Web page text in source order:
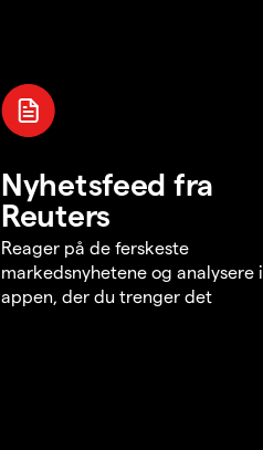
Nyhetsfeed fra
Reuters
Reager på de ferskeste
markedsnyhetene og analysere i
appen, der du trenger det